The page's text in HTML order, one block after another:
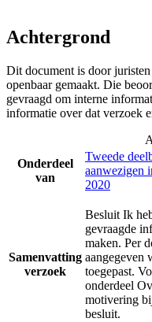
Achtergrond
Dit document is door
openbaar gemaakt. Die
gevraagd om interne
informatie over dat verzoek
Onderdeel
van
Tweede
aanwezigen
2020
Samenvatting
verzoek
Besluit Ik
gevraagde
maken. Per
aangegeven
toegepast.
onderdeel
motivering
besluit.